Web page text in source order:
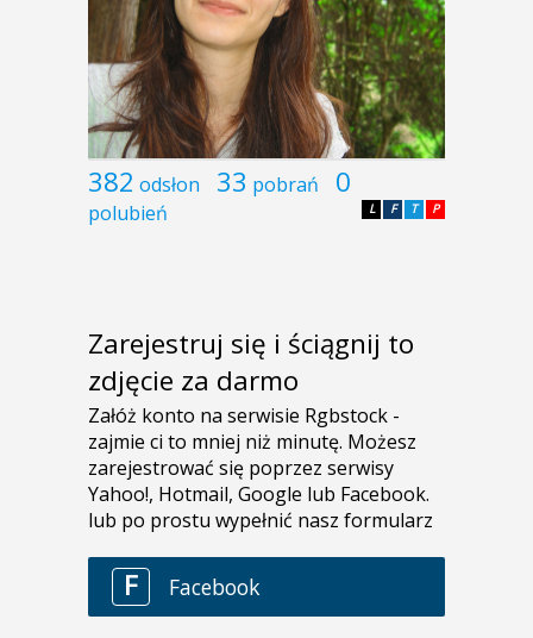
382 odsłon 33 pobrań 0
polubień P
T
F
L
Zarejestruj się i ściągnij to
zdjęcie za darmo